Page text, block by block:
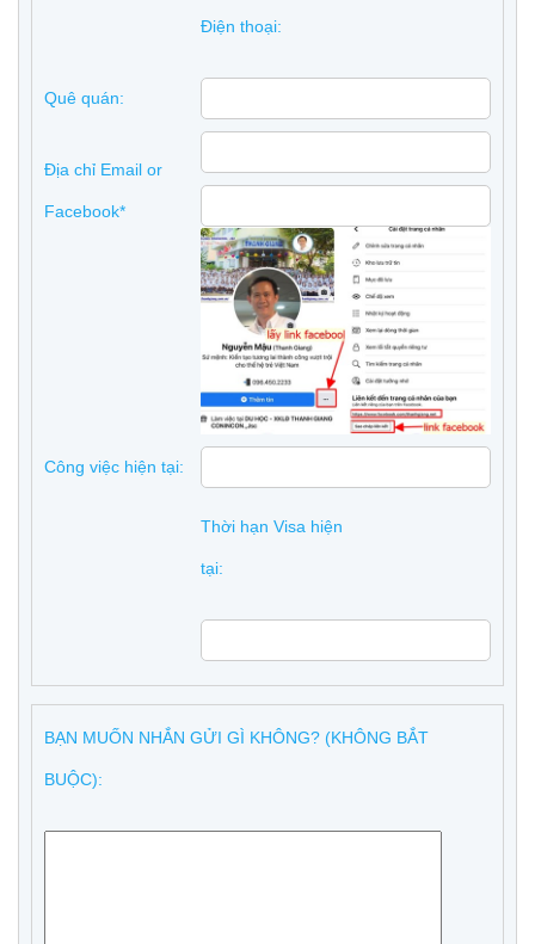
Điện thoại:
Quê quán:
Địa chỉ Email or
Facebook*
Công việc hiện tại:
Thời hạn Visa hiện
tại:
BẠN MUỐN NHẮN GỬI GÌ KHÔNG? (KHÔNG BẮT
BUỘC):